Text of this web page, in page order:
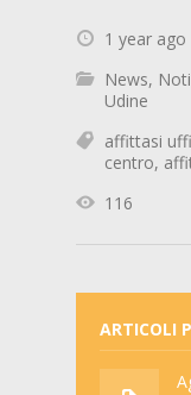
1 year ago
News,
Udine
affittasi
centro,
116
ARTICOLI